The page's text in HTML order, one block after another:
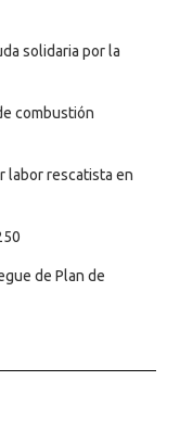
solidaria por la
combustión
labor rescatista en
de Plan de